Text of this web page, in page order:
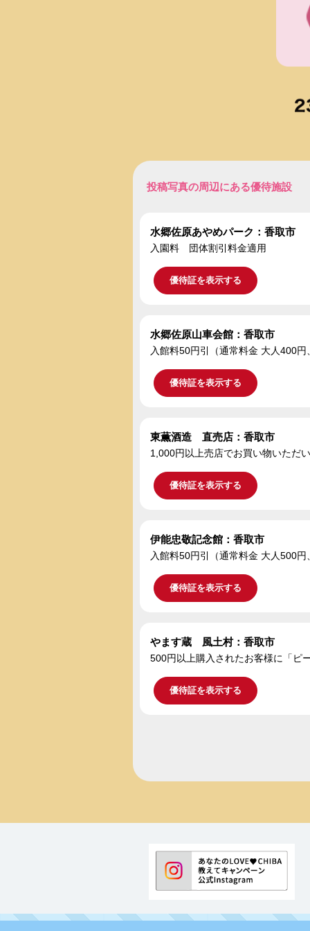
投稿写真の周辺にある優待施設
水郷佐原あやめパーク：香取市
入園料 団体割引料金適用
優待証を表示する
水郷佐原山車会館：香取市
入館料50円引（通常料金 大人400円
優待証を表示する
東薫酒造 直売店：香取市
1,000円以上売店でお買い物いただ
優待証を表示する
伊能忠敬記念館：香取市
入館料50円引（通常料金 大人500円
優待証を表示する
やます蔵 風土村：香取市
500円以上購入されたお客様に「ピ
優待証を表示する